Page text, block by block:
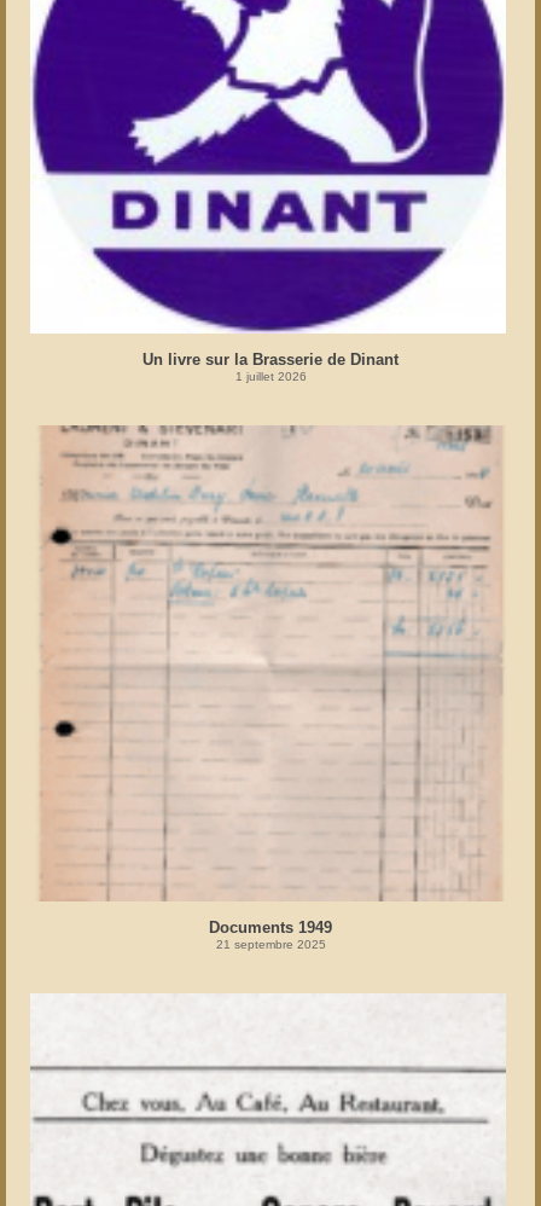
Un livre sur la Brasserie de Dinant
1 juillet 2026
Documents 1949
21 septembre 2025